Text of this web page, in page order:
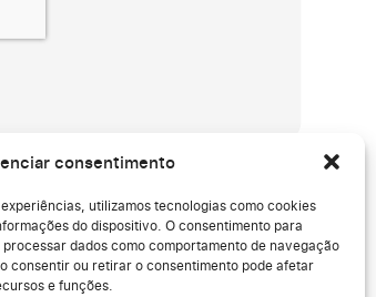
consentimento
utilizamos tecnologias como cookies
do dispositivo. O consentimento para
dados como comportamento de navegação
consentir ou retirar o consentimento pode afetar
e funções.